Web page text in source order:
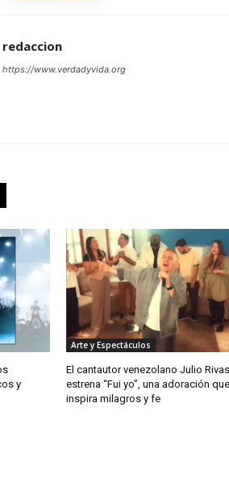
redaccion
https://www.verdadyvida.org
y
Arte y Espectáculos
El cantautor venezolano Julio Rivas
estrena “Fui yo”, una adoración que
inspira milagros y fe